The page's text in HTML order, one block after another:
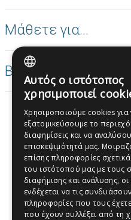
Μάθετε για...
Βραβεία
GREEK
GREEK
Αυτός ο ιστότοπος
χρησιμοποιεί
Χρησιμοποιούμε cookies για
εξατομικεύσουμε το
διαφημίσεις και να
επισκεψιμότητά μας.
επίσης πληροφορίες
του ιστότοπού μας με τους
διαφήμισης και ανάλυσης,
ενδέχεται να τις
πληροφορίες που τους
που έχουν συλλέξει από τη